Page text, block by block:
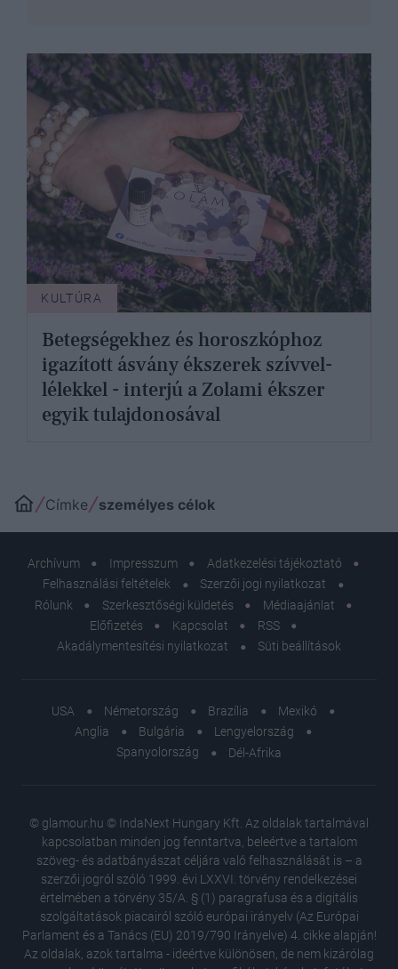
KULTÚRA
Betegségekhez és horoszkóphoz
igazított ásvány ékszerek szívvel-
lélekkel - interjú a Zolami ékszer
egyik tulajdonosával
Címke személyes célok
Archívum Impresszum
Adatkezelési tájékoztató
Felhasználási feltételek
Szerzői jogi nyilatkozat
Rólunk
Szerkesztőségi küldetés
Médiaajánlat
Előfizetés
Kapcsolat
RSS
Akadálymentesítési nyilatkozat
Süti beállítások
USA Németország Brazília
Mexikó
Anglia
Bulgária
Lengyelország
Spanyolország
Dél-Afrika
© glamour.hu © IndaNext Hungary Kft. Az oldalak tartalmával
kapcsolatban minden jog fenntartva, beleértve a tartalom
szöveg- és adatbányászat céljára való felhasználását is – a
szerzői jogról szóló 1999. évi LXXVI. törvény rendelkezései
értelmében a törvény 35/A. § (1) paragrafusa és a digitális
szolgáltatások piacairól szóló európai irányelv (Az Európai
Parlament és a Tanács (EU) 2019/790 Irányelve) 4. cikke alapján!
Az oldalak, azok tartalma - ideértve különösen, de nem kizárólag